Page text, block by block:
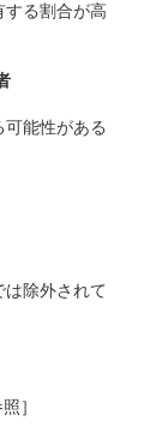
する割合が高
能性がある
除外されて
］